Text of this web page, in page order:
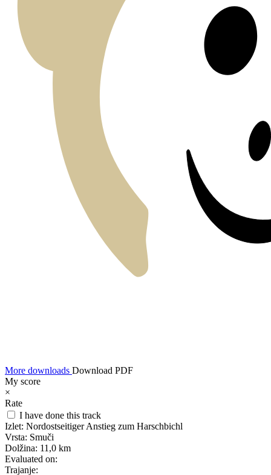
More downloads Download PDF
My score
×
Rate
I have done this track
Izlet: Nordostseitiger Anstieg zum Harschbichl
Vrsta: Smuči
Dolžina: 11,0 km
Evaluated on:
Trajanje: